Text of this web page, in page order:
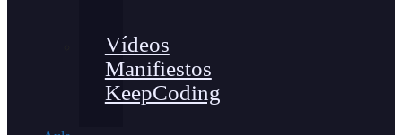
Vídeos
Manifiestos
KeepCoding